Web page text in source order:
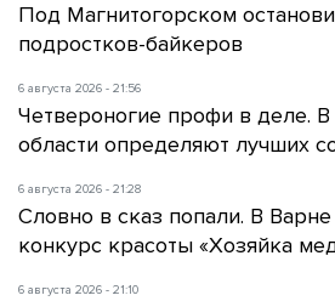
Под Магнитогорском
подростков-байкеров
6 августа 2026 - 21:56
Четвероногие профи в деле.
области определяют лучших
6 августа 2026 - 21:28
Словно в сказ попали. В Варне
конкурс красоты «Хозяйка
6 августа 2026 - 21:10